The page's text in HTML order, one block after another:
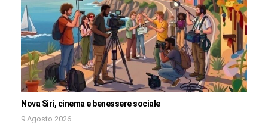
Nova Siri, cinema e benessere sociale
9 Agosto 2026